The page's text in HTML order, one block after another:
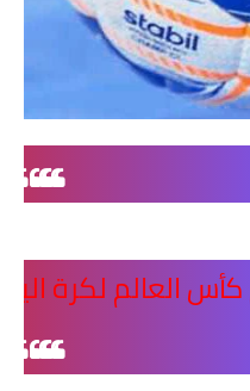
كأس العالم لكرة اليد